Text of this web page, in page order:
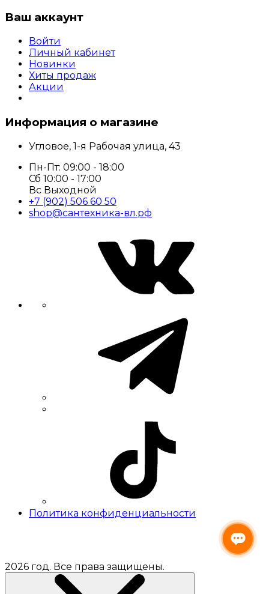
Ваш аккаунт
Войти
Личный кабинет
Новинки
Хиты продаж
Акции
Информация о магазине
Угловое, 1-я Рабочая улица, 43
Пн-Пт: 09:00 - 18:00
Сб 10:00 - 17:00
Вс Выходной
+7 (902) 506 60 50
shop@сантехника-вл.рф
Политика конфиденциальности
2026 год. Все права защищены.